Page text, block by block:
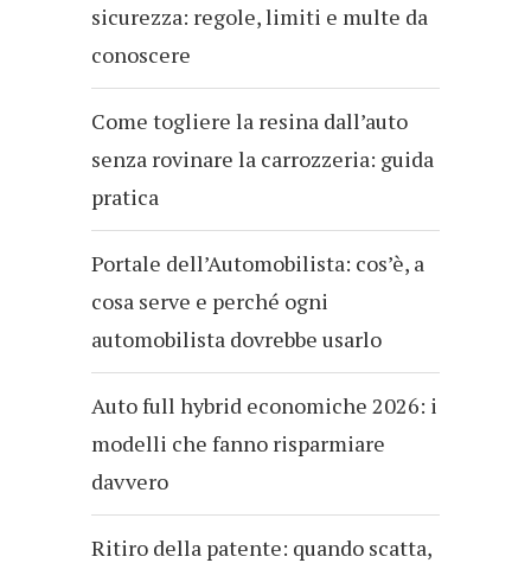
sicurezza: regole, limiti e multe da
conoscere
Come togliere la resina dall’auto
senza rovinare la carrozzeria: guida
pratica
Portale dell’Automobilista: cos’è, a
cosa serve e perché ogni
automobilista dovrebbe usarlo
Auto full hybrid economiche 2026: i
modelli che fanno risparmiare
davvero
Ritiro della patente: quando scatta,